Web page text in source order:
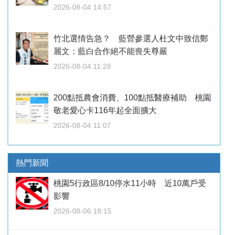
2026-08-04 14:57
竹北選情告急？ 藍營參選人杜文中致信鄭
麗文：藍白合作絕不能喪失尊嚴
2026-08-04 11:28
200點抵農會消費、100點抵醫療補助 桃園
敬老愛心卡116年起全面擴大
2026-08-04 11:07
熱門新聞
桃園5行政區8/10停水11小時 近10萬戶受
影響
2026-08-06 18:15